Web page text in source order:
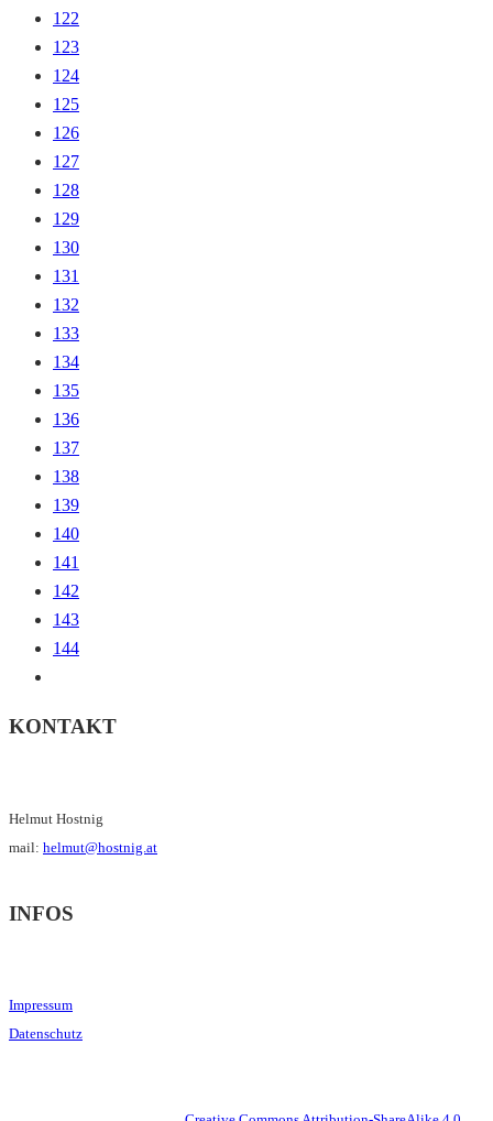
122
123
124
125
126
127
128
129
130
131
132
133
134
135
136
137
138
139
140
141
142
143
144
KONTAKT
Helmut Hostnig
mail: helmut@hostnig.at
INFOS
Impressum
Datenschutz